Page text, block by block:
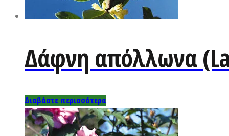
Δάφνη απόλλωνα
Διαβάστε περισσότερα